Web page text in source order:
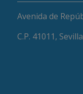
Avenida de
C.P. 41011, Sevilla